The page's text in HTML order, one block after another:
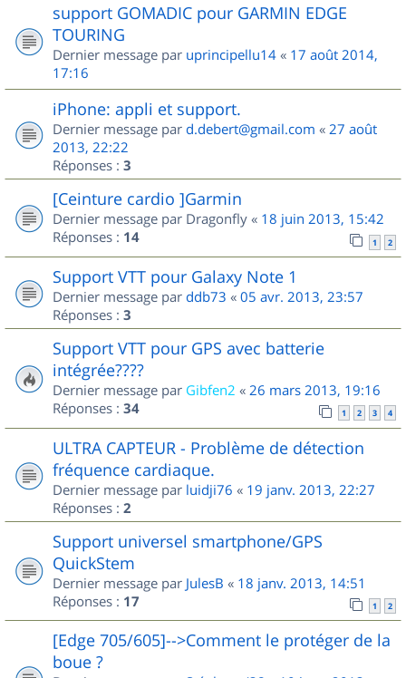
support GOMADIC pour GARMIN EDGE
TOURING
Dernier message par uprincipellu14 « 17 août 2014,
17:16
iPhone: appli et support.
Dernier message par d.debert@gmail.com « 27 août
2013, 22:22
Réponses : 3
[Ceinture cardio ]Garmin
Dernier message par Dragonfly « 18 juin 2013, 15:42
Réponses : 14 1 2
Support VTT pour Galaxy Note 1
Dernier message par ddb73 « 05 avr. 2013, 23:57
Réponses : 3
Support VTT pour GPS avec batterie
intégrée????
Dernier message par Gibfen2 « 26 mars 2013, 19:16
Réponses : 34 1 2 3 4
ULTRA CAPTEUR - Problème de détection
fréquence cardiaque.
Dernier message par luidji76 « 19 janv. 2013, 22:27
Réponses : 2
Support universel smartphone/GPS
QuickStem
Dernier message par JulesB « 18 janv. 2013, 14:51
Réponses : 17 1 2
[Edge 705/605]-->Comment le protéger de la
boue ?